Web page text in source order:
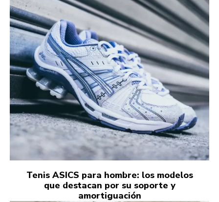
Tenis ASICS para hombre: los modelos
que destacan por su soporte y
amortiguación